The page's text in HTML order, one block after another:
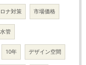
ナ対策 市場価格
管
10年 デザイン空間